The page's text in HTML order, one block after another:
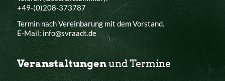
+49-(0)208-373787
Termin nach Vereinbarung mit dem Vorstand.
E-Mail: info@svraadt.de
Veranstaltungenund Termine